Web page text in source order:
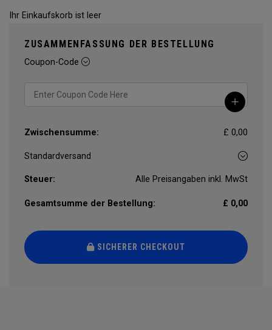
Ihr Einkaufskorb ist leer
ZUSAMMENFASSUNG DER BESTELLUNG
Coupon-Code
Zwischensumme: £ 0,00
Steuer: Alle Preisangaben inkl. MwSt
Gesamtsumme der Bestellung: £ 0,00
SICHERER CHECKOUT